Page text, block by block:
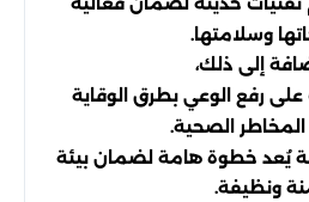
وسلامتها.
إلى ذلك،
رفع الوعي بطرق الوقاية
المخاطر الصحية.
يُعد خطوة هامة لضمان بيئة
ونظيفة.